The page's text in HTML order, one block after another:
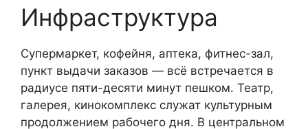
Инфраструктура
Супермаркет, кофейня, аптека, фитнес-зал,
пункт выдачи заказов — всё встречается в
радиусе пяти-десяти минут пешком. Театр,
галерея, кинокомплекс служат культурным
продолжением рабочего дня. В центральном